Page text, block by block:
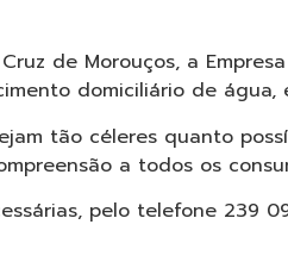
de Morouços, a
domiciliário de
tão céleres quanto
a todos os
pelo telefone 239